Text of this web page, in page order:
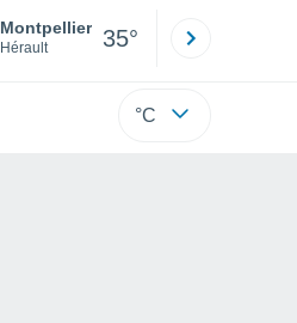
Montpellier
Hérault 35°
°C